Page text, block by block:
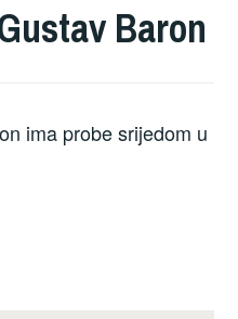
Baron
ima probe srijedom u